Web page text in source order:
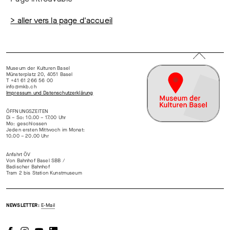
> aller vers la page d'accueil
Museum der Kulturen Basel
Münsterplatz 20, 4051 Basel
T +41 61 266 56 00
info@mkb.ch
Impressum und Datenschutzerklärung
ÖFFNUNGSZEITEN
Di – So: 10.00 – 17.00 Uhr
Mo: geschlossen
Jeden ersten Mittwoch im Monat:
10.00 – 20.00 Uhr
Anfahrt ÖV
Von Bahnhof Basel SBB /
Badischer Bahnhof
Tram 2 bis Station Kunstmuseum
NEWSLETTER: E-Mail